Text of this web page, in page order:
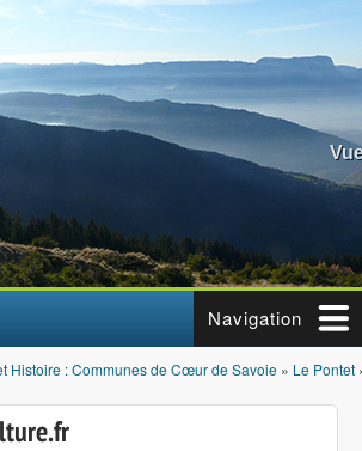
Aller au contenu principal
Navigation
ici
Histoire : Communes de Cœur de Savoie » Le Pontet